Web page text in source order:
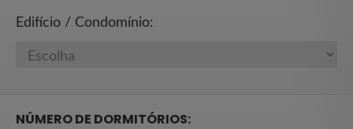
Edifício / Condomínio:
NÚMERO DE DORMITÓRIOS: